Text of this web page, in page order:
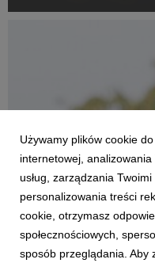
spożyciu, jak wiele
AKTUALNOŚCI
Czas na MiniKiwi!
Używamy plików cookie
internetowej,
usług, zarządzania
personalizowania treści
cookie, otrzymasz
społecznościowych,
sposób przeglądania. Aby